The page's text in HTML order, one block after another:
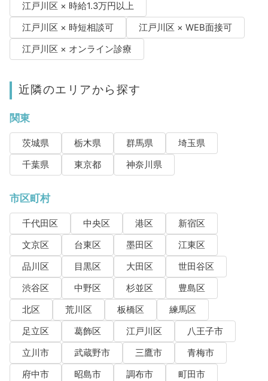
江戸川区 × 時給1.3万円以上
江戸川区 × 時短相談可
江戸川区 × WEB面接可
江戸川区 × オンライン診療
近隣のエリアから探す
関東
茨城県 栃木県 群馬県
埼玉県
千葉県
東京都 神奈川県
市区町村
千代田区 中央区 港区
新宿区
文京区
台東区 墨田区
江東区
品川区
目黒区 大田区
世田谷区
渋谷区
中野区 杉並区
豊島区
北区
荒川区 板橋区
練馬区
足立区
葛飾区 江戸川区
八王子市
立川市
武蔵野市 三鷹市
青梅市
府中市
昭島市 調布市
町田市